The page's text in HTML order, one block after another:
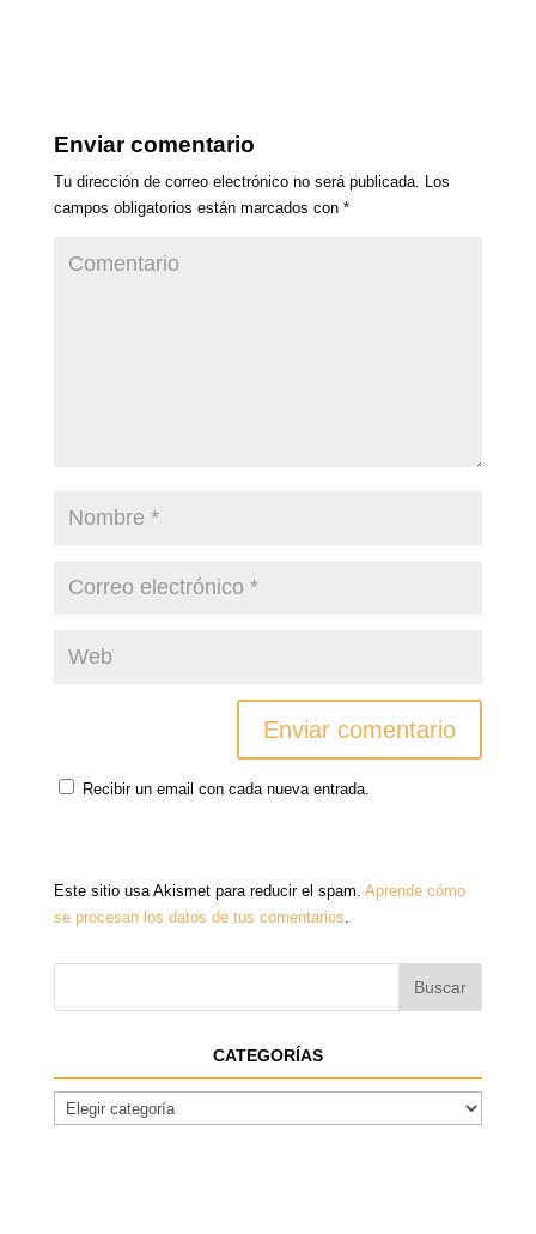
Enviar comentario
Tu dirección de correo electrónico no será publicada. Los
campos obligatorios están marcados con *
Recibir un email con cada nueva entrada.
Este sitio usa Akismet para reducir el spam. Aprende cómo
se procesan los datos de tus comentarios.
CATEGORÍAS